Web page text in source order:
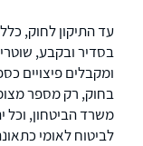
עד התיקון לחוק,
בסדיר ובקבע,
ומקבלים פיצויים
בחוק, רק מספר
משרד הביטחון, וכל
לביטוח לאומי